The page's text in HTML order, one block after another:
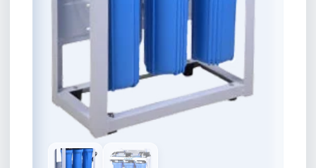
Επικοινωνία
📞 +30 2310 810 000
📞 +40 753 380 848